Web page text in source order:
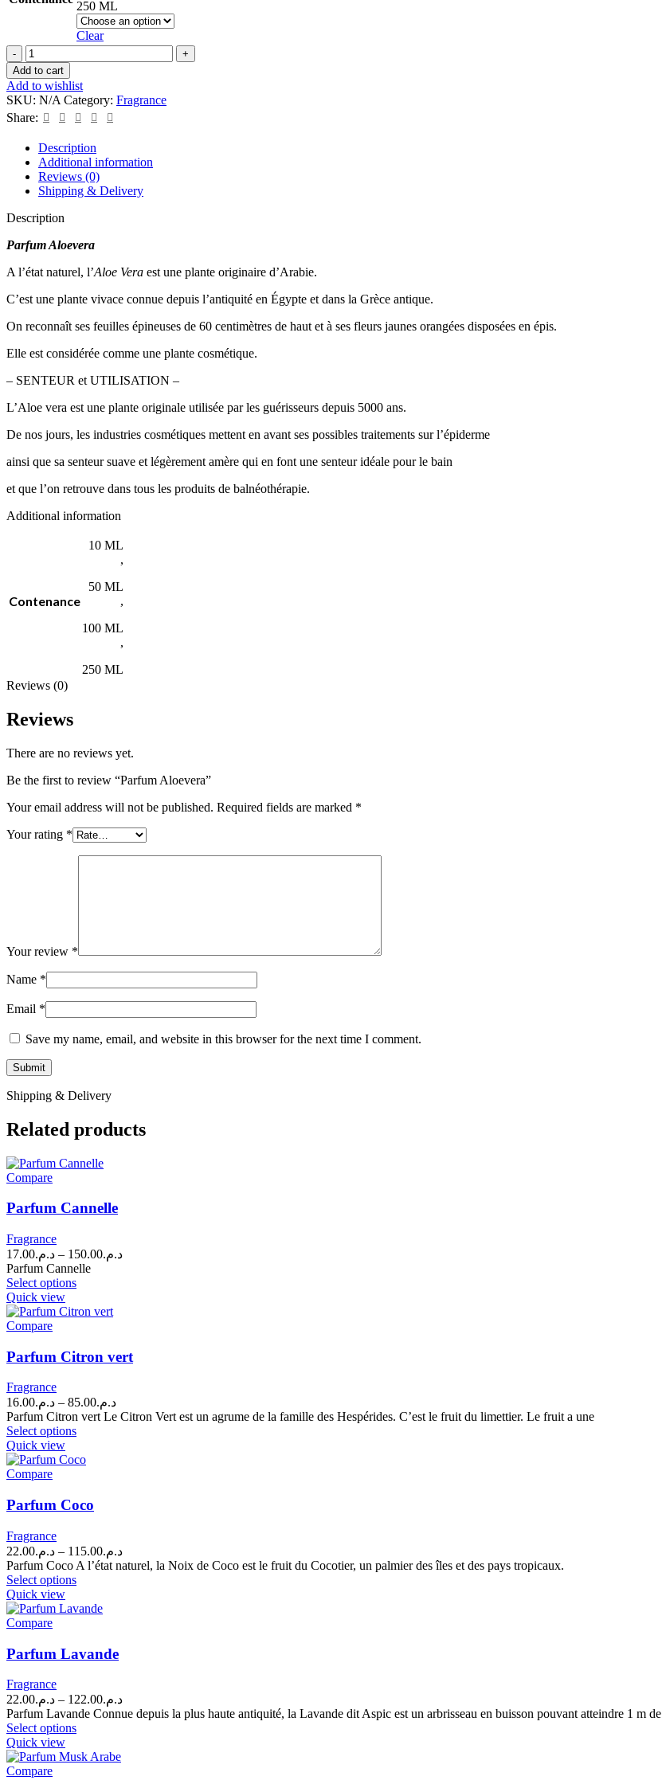
250 ML
Clear
Parfum
Aloevera
quantity
Add to cart
Add to wishlist
SKU: N/A Category: Fragrance
Share:
Description
Additional information
Reviews (0)
Shipping & Delivery
Description
Parfum Aloevera
A l’état naturel, l’Aloe Vera est une plante originaire d’Arabie.
C’est une plante vivace connue depuis l’antiquité en Égypte et dans la Grèce antique.
On reconnaît ses feuilles épineuses de 60 centimètres de haut et à ses fleurs jaunes orangées disposées en épis.
Elle est considérée comme une plante cosmétique.
– SENTEUR et UTILISATION –
L’Aloe vera est une plante originale utilisée par les guérisseurs depuis 5000 ans.
De nos jours, les industries cosmétiques mettent en avant ses possibles traitements sur l’épiderme
ainsi que sa senteur suave et légèrement amère qui en font une senteur idéale pour le bain
et que l’on retrouve dans tous les produits de balnéothérapie.
Additional information
Contenance
10 ML
,
50 ML
,
100 ML
,
250 ML
Reviews (0)
Reviews
There are no reviews yet.
Be the first to review “Parfum Aloevera”
Your email address will not be published. Required fields are marked *
Your rating *
Your review *
Name *
Email *
Save my name, email, and website in this browser for the next time I comment.
Shipping & Delivery
Related products
Compare
Parfum Cannelle
Fragrance
د.م.17.00 – د.م.150.00
Price
Parfum Cannelle
Select optionsThis
has
The
options
be
chosen
on
the
page
Quick view
Compare
Parfum Citron vert
Fragrance
د.م.16.00 – د.م.85.00
Price
range:
Parfum Citron vert Le Citron Vert est un agrume de la famille des Hespérides. C’est le fruit du limettier. Le fruit a une
Select optionsThis
has
The
options
be
chosen
on
the
product
page
Quick view
Compare
Parfum Coco
Fragrance
د.م.22.00 – د.م.115.00
Price
range:
Parfum Coco A l’état naturel, la Noix de Coco est le fruit du Cocotier, un palmier des îles et des pays tropicaux.
Select optionsThis
has
The
options
be
chosen
on
the
product
page
Quick view
Compare
Parfum Lavande
Fragrance
د.م.22.00 – د.م.122.00
Price
range:
Parfum Lavande Connue depuis la plus haute antiquité, la Lavande dit Aspic est un arbrisseau en buisson pouvant atteindre 1 m de
Select optionsThis
has
Quick view
Compare